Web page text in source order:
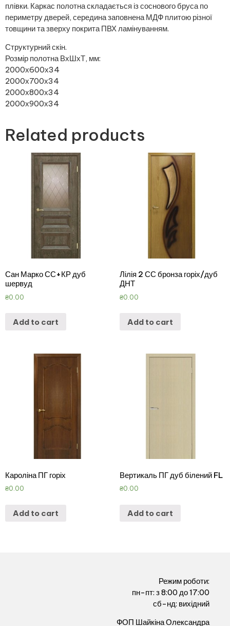
плівки. Каркас полотна складається із соснового бруса по
периметру дверей, середина заповнена МДФ плитою різної
товщини та зверху покрита ПВХ ламінуванням.
Структурний скін.
Розмір полотна ВхШхТ, мм:
2000х600х34
2000х700х34
2000х800х34
2000х900х34
Related products
Сан Марко СС+КР дуб
шервуд
₴0.00
Add to cart
Лілія 2 СС бронза горіх/дуб
ДНТ
₴0.00
Add to cart
Кароліна ПГ горіх
₴0.00
Add to cart
Вертикаль ПГ дуб білений FL
₴0.00
Add to cart
Режим роботи:
пн-пт: з 8:00 до 17:00
сб-нд: вихідний
ФОП Шайкіна Олександра